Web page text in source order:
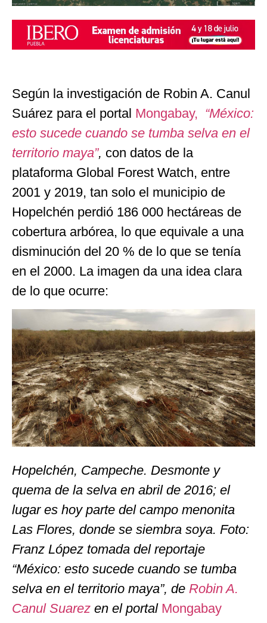
Según la investigación de Robin A. Canul
Suárez para el portal Mongabay, “México:
esto sucede cuando se tumba selva en el
territorio maya”, con datos de la
plataforma Global Forest Watch, entre
2001 y 2019, tan solo el municipio de
Hopelchén perdió 186 000 hectáreas de
cobertura arbórea, lo que equivale a una
disminución del 20 % de lo que se tenía
en el 2000. La imagen da una idea clara
de lo que ocurre:
Hopelchén, Campeche. Desmonte y
quema de la selva en ‎abril‎ de ‎2016; el
lugar es hoy parte del campo menonita
Las Flores, donde se siembra soya. Foto:
Franz López tomada del reportaje
“México: esto sucede cuando se tumba
selva en el territorio maya”, de Robin A.
Canul Suarez en el portal Mongabay